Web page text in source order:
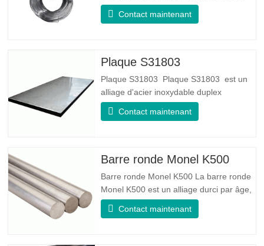
peut améliorer certains nœuds, bavures
et rouille sur le fil d'acier Bonne élasticité
adaptée à la fabrication de ressorts
Contact maintenant
Plaque S31803
Plaque S31803 Plaque S31803 est un
alliage d'acier inoxydable duplex
standard de qualité duplex. Il a la
microstructure d'un rapport
stabilité mécanique fiable, de ductilité et
Contact maintenant
Barre ronde Monel K500
Barre ronde Monel K500 La barre ronde
Monel K500 est un alliage durci par âge,
dont la composition de base se compose
d'éléments comme le nickel et le cuivre.
Contact maintenant